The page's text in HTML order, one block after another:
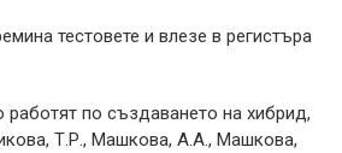
тестовете и влезе в регистъра
работят по създаването на хибрид,
Т.Р., Машкова, А.А., Машкова,